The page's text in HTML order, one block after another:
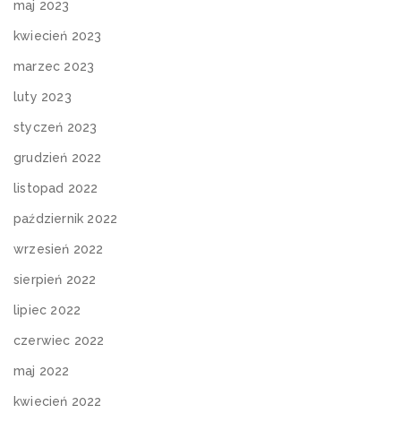
maj 2023
kwiecień 2023
marzec 2023
luty 2023
styczeń 2023
grudzień 2022
listopad 2022
październik 2022
wrzesień 2022
sierpień 2022
lipiec 2022
czerwiec 2022
maj 2022
kwiecień 2022